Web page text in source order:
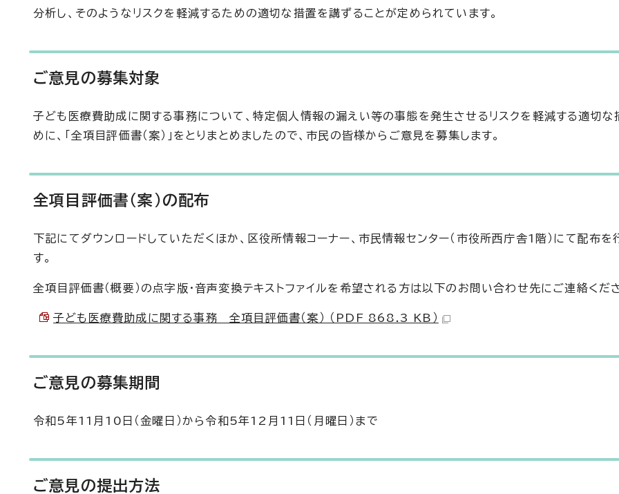
分析し、そのようなリスクを軽減するための適切な措置を講ずることが定められています。
ご意見の募集対象
子ども医療費助成に関する事務について、特定個人情報の漏えい等の事態を発生させるリスクを軽減する適切な
めに、「全項目評価書（案）」をとりまとめましたので、市民の皆様からご意見を募集します。
全項目評価書（案）の配布
下記にてダウンロードしていただくほか、区役所情報コーナー、市民情報センター（市役所西庁舎1階）にて配布を
す。
全項目評価書（概要）の点字版・音声変換テキストファイルを希望される方は以下のお問い合わせ先にご連絡くだ
子ども医療費助成に関する事務 全項目評価書（案） （PDF 868.3 KB）
ご意見の募集期間
令和5年11月10日（金曜日）から令和5年12月11日（月曜日）まで
ご意見の提出方法